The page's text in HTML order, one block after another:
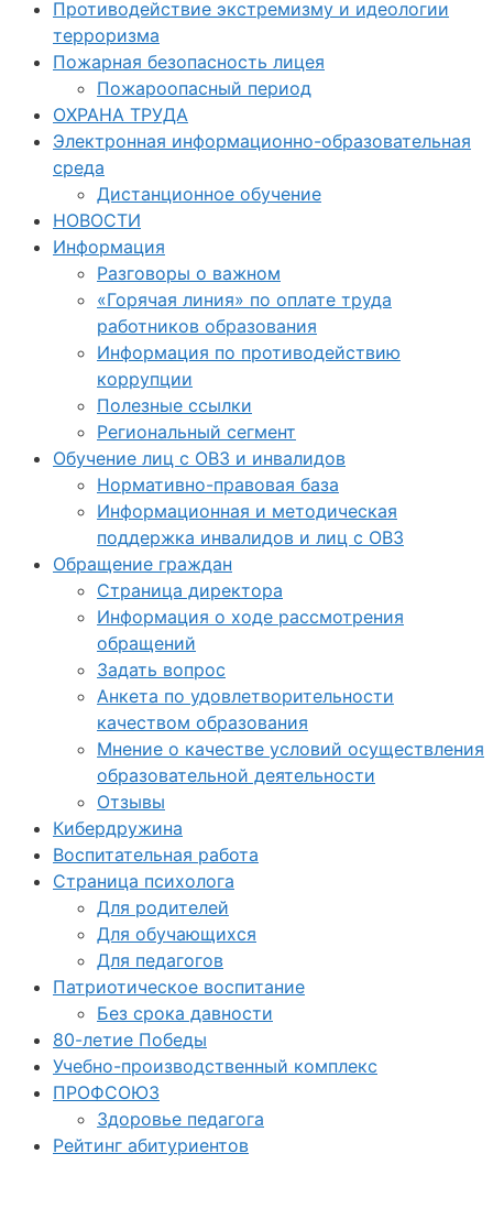
Противодействие экстремизму и идеологии
терроризма
Пожарная безопасность лицея
Пожароопасный период
ОХРАНА ТРУДА
Электронная информационно-образовательная
среда
Дистанционное обучение
НОВОСТИ
Информация
Разговоры о важном
«Горячая линия» по оплате труда
работников образования
Информация по противодействию
коррупции
Полезные ссылки
Региональный сегмент
Обучение лиц с ОВЗ и инвалидов
Нормативно-правовая база
Информационная и методическая
поддержка инвалидов и лиц с ОВЗ
Обращение граждан
Страница директора
Информация о ходе рассмотрения
обращений
Задать вопрос
Анкета по удовлетворительности
качеством образования
Мнение о качестве условий осуществления
образовательной деятельности
Отзывы
Кибердружина
Воспитательная работа
Страница психолога
Для родителей
Для обучающихся
Для педагогов
Патриотическое воспитание
Без срока давности
80-летие Победы
Учебно-производственный комплекс
ПРОФСОЮЗ
Здоровье педагога
Рейтинг абитуриентов